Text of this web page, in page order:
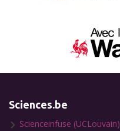
Sciences.be
Scienceinfuse (UCLouvain)